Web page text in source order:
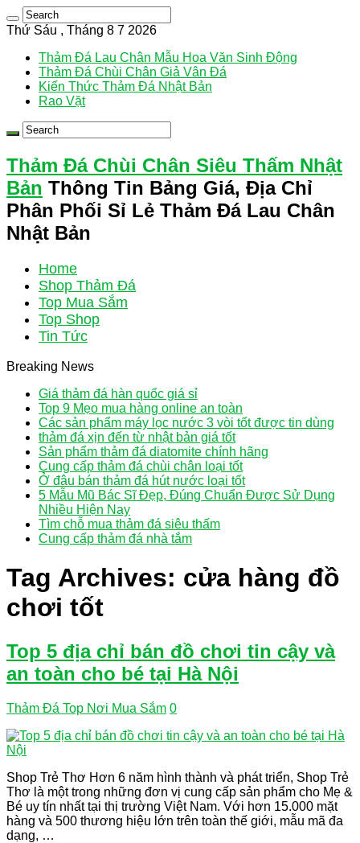
Thứ Sáu , Tháng 8 7 2026
Thảm Đá Lau Chân Mẫu Hoa Văn Sinh Động
Thảm Đá Chùi Chân Giả Vân Đá
Kiến Thức Thảm Đá Nhật Bản
Rao Vặt
Thảm Đá Chùi Chân Siêu Thấm Nhật
Bản Thông Tin Bảng Giá, Địa Chỉ
Phân Phối Sỉ Lẻ Thảm Đá Lau Chân
Nhật Bản
Home
Shop Thảm Đá
Top Mua Sắm
Top Shop
Tin Tức
Breaking News
Giá thảm đá hàn quốc giá sỉ
Top 9 Mẹo mua hàng online an toàn
Các sản phẩm máy lọc nước 3 vòi tốt được tin dùng
thảm đá xịn đến từ nhật bản giá tốt
Sản phẩm thảm đá diatomite chính hãng
Cung cấp thảm đá chùi chân loại tốt
Ở đâu bán thảm đá hút nước loại tốt
5 Mẫu Mũ Bác Sĩ Đẹp, Đúng Chuẩn Được Sử Dụng
Nhiều Hiện Nay
Tìm chỗ mua thảm đá siêu thấm
Cung cấp thảm đá nhà tắm
Tag Archives: cửa hàng đồ
chơi tốt
Top 5 địa chỉ bán đồ chơi tin cậy và
an toàn cho bé tại Hà Nội
Thảm Đá Top Nơi Mua Sắm 0
Shop Trẻ Thơ Hơn 6 năm hình thành và phát triển, Shop Trẻ
Thơ là một trong những đơn vị cung cấp sản phẩm cho Mẹ &
Bé uy tín nhất tại thị trường Việt Nam. Với hơn 15.000 mặt
hàng và 500 thương hiệu lớn trên toàn thế giới, mẫu mã đa
dạng, …